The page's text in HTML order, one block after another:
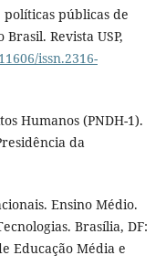
políticas públicas de
Revista USP,
issn.2316-
Humanos (PNDH-1).
da
Ensino Médio.
Brasília, DF:
Educação Média e